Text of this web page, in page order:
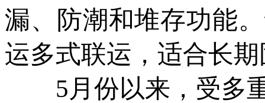
漏、防潮和堆存功能
运多式联运，适合长
5月份以来，受多重